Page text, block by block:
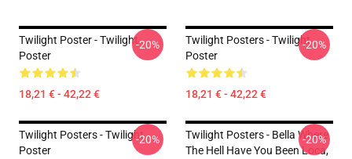
Twilight Poster - Twilight
Poster
18,21 € - 42,22 €
-20%
Twilight Posters - Twilight
Poster
18,21 € - 42,22 €
-20%
Twilight Posters - Twilight
Poster
-20%
Twilight Posters - Bella Where
The Hell Have You Been Loca,
-20%